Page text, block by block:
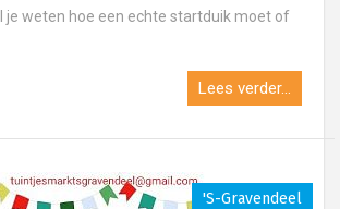
je weten hoe een echte startduik moet of
Lees verder...
's-Gravendeel